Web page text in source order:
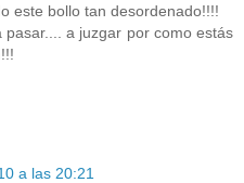
este bollo tan desordenado!!!!
a juzgar por como estás
a las 20:21